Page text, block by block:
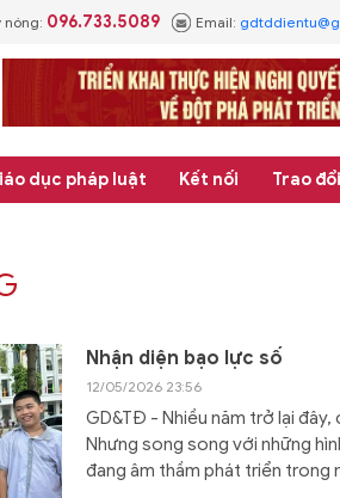
096.733.5089 Email:
dục pháp luật Kết nối Trao đổi
Nhận diện bạo lực số
12/05/2026 23:56
GD&TĐ - Nhiều năm trở lại
Nhưng song song với những
đang âm thầm phát triển trong